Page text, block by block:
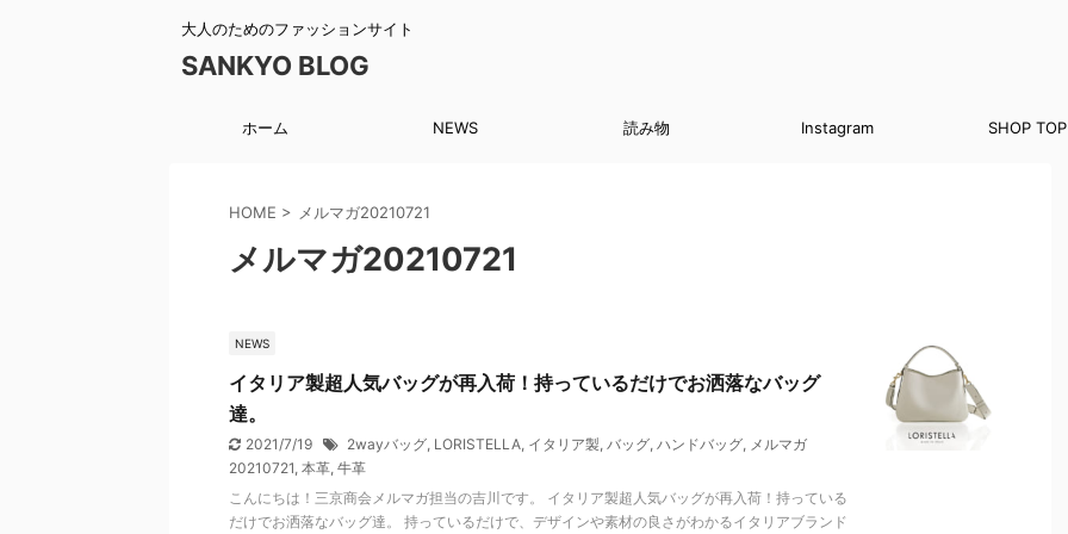
大人のためのファッションサイト
SANKYO BLOG
ホーム NEWS 読み物 Instagram SHOP TOP
HOME > メルマガ20210721
メルマガ20210721
NEWS
イタリア製超人気バッグが再入荷！持っているだけでお洒落なバッグ
達。
2021/7/19 2wayバッグ, LORISTELLA, イタリア製, バッグ, ハンドバッグ, メルマガ
20210721, 本革, 牛革
こんにちは！三京商会メルマガ担当の吉川です。 イタリア製超人気バッグが再入荷！持っている
だけでお洒落なバッグ達。 持っているだけで、デザインや素材の良さがわかるイタリアブランド